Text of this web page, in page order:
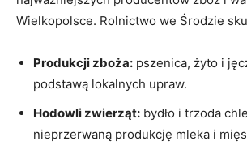
Wielkopolsce. Rolnictwo we Środzie
Produkcji zboża: pszenica, żyto i
podstawą lokalnych upraw.
Hodowli zwierząt: bydło i trzoda
nieprzerwaną produkcję mleka i